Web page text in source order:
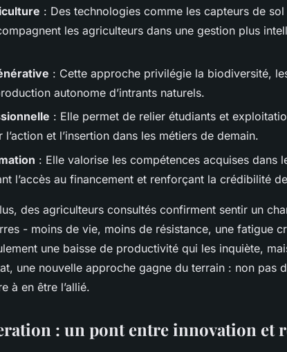
: Des technologies comme les capteurs de
les agriculteurs dans une gestion plus
: Cette approche privilégie la biodiversité,
autonome d’intrants naturels.
: Elle permet de relier étudiants et
l’action et l’insertion dans les métiers de demain.
: Elle valorise les compétences acquises dans
l’accès au financement et renforçant la crédibilité
des agriculteurs consultés confirment sentir un
- moins de vie, moins de résistance, une fatigue
une baisse de productivité qui les inquiète,
une nouvelle approche gagne du terrain : non pas
à en être l’allié.
: un pont entre innovation et